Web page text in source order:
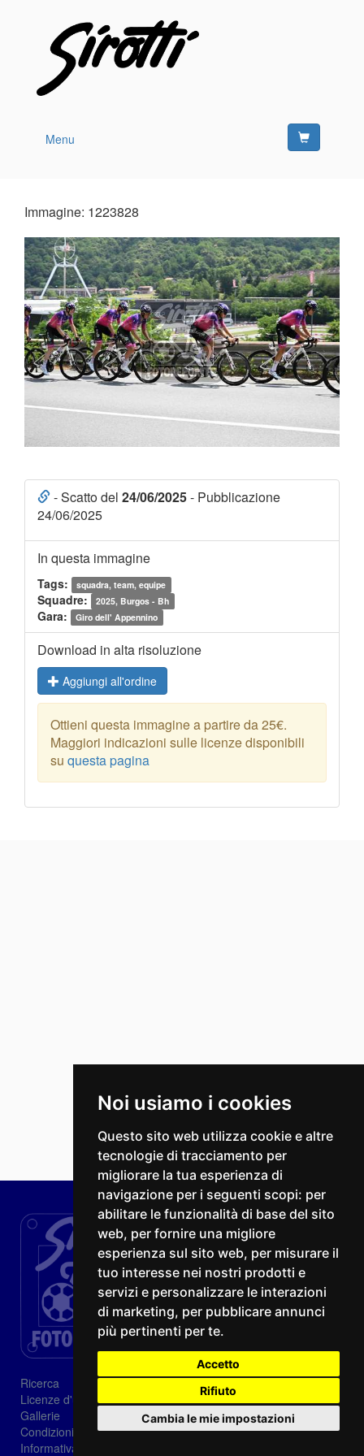
Noi usiamo i cookies
Questo sito web utilizza cookie e altre
tecnologie di tracciamento per
migliorare la tua esperienza di
navigazione per i seguenti scopi: per
abilitare le funzionalità di base del sito
web, per fornire una migliore
esperienza sul sito web, per misurare il
tuo interesse nei nostri prodotti e
servizi e personalizzare le interazioni
di marketing, per pubblicare annunci
più pertinenti per te.
Accetto
Rifiuto
Cambia le mie impostazioni
Menu
Immagine: 1223828
- Scatto del 24/06/2025- Pubblicazione
24/06/2025
In questa immagine
Tags: squadra, team, equipe
Squadre: 2025, Burgos - Bh
Gara: Giro dell' Appennino
Download in alta risoluzione
Aggiungi all'ordine
Ottieni questa immagine a partire da 25€.
Maggiori indicazioni sulle licenze disponibili
su questa pagina
Ricerca
Licenze d'utilizzo
Gallerie
Condizioni di vendita
Informativa sui Cookie